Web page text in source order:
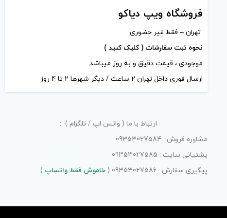
فروشگاه ویپ دیاکو
تهران – فقط غیر حضوری
نحوه ثبت سفارشات ( کلیک کنید )
موجودی ، قیمت دقیق و به روز میباشد .
ارسال فوری داخل تهران 2 ساعت / دیگر شهرها 2 تا 4 روز
ارتباط با ما ( واتس اپ / تلگرام ) :
مشاوره فروش : 09353027584
پشتیانی سایت : 09353027585
پیگیری سفارش : 09353027586 (
خاموش فقط واتساپ )